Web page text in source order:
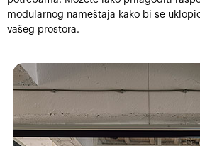
modularnog nameštaja kako bi se
vašeg prostora.